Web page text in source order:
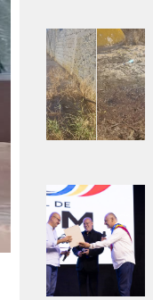
Adaugă
aici textul
pentru
subtitlu
Adaugă
aici textul
pentru
subtitlu